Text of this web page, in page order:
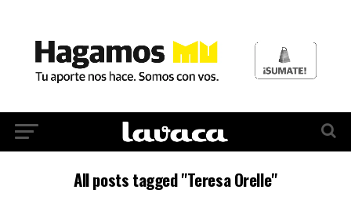
All posts tagged "Teresa Orelle"